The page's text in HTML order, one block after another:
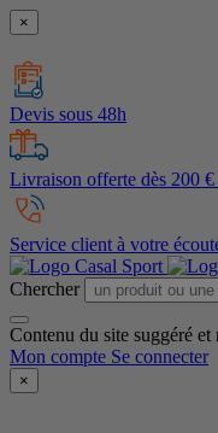
×
Devis sous 48h
Livraison offerte dès 200
Service client à votre
Chercher
Contenu du site suggéré
Mon compte Se connecter
×